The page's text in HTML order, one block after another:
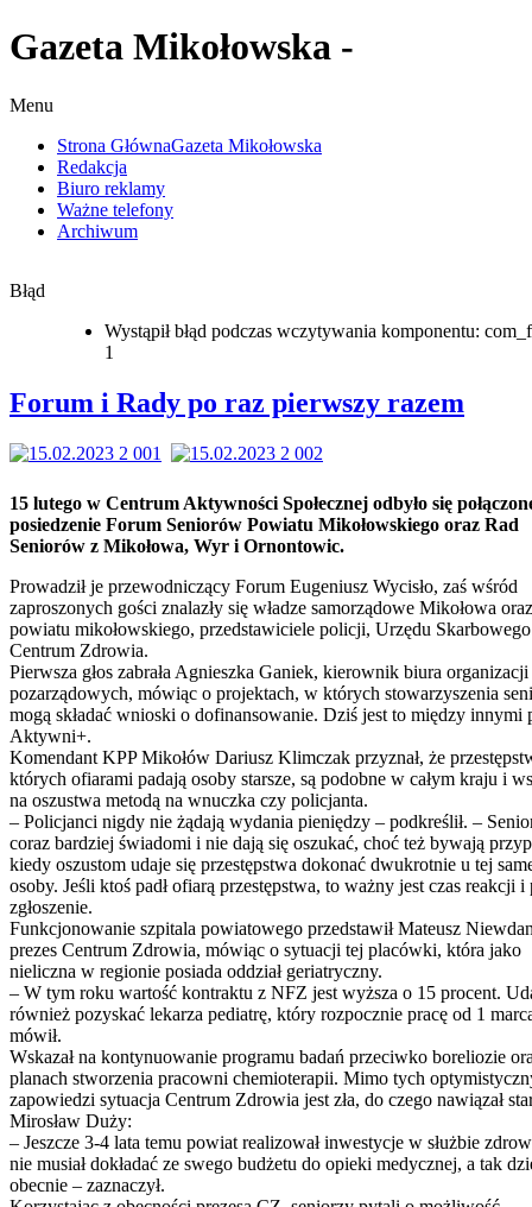
Gazeta Mikołowska -
Menu
Strona GłównaGazeta Mikołowska
Redakcja
Biuro reklamy
Ważne telefony
Archiwum
Błąd
Wystąpił błąd podczas wczytywania komponentu:
1
Forum i Rady po raz pierwszy razem
15 lutego w Centrum Aktywności Społecznej odbyło się
posiedzenie Forum Seniorów Powiatu Mikołowskiego oraz Rad
Seniorów z Mikołowa, Wyr i Ornontowic.
Prowadził je przewodniczący Forum Eugeniusz Wycisło, zaś wśród
zaproszonych gości znalazły się władze samorządowe Mikołowa oraz
powiatu mikołowskiego, przedstawiciele policji, Urzędu
Centrum Zdrowia.
Pierwsza głos zabrała Agnieszka Ganiek, kierownik biura organizacji
pozarządowych, mówiąc o projektach, w których stowarzyszenia
mogą składać wnioski o dofinansowanie. Dziś jest to między innymi
Aktywni+.
Komendant KPP Mikołów Dariusz Klimczak przyznał, że
których ofiarami padają osoby starsze, są podobne w całym kraju i
na oszustwa metodą na wnuczka czy policjanta.
– Policjanci nigdy nie żądają wydania pieniędzy – podkreślił. –
coraz bardziej świadomi i nie dają się oszukać, choć też bywają
kiedy oszustom udaje się przestępstwa dokonać dwukrotnie u tej
osoby. Jeśli ktoś padł ofiarą przestępstwa, to ważny jest czas reakcji i
zgłoszenie.
Funkcjonowanie szpitala powiatowego przedstawił Mateusz
prezes Centrum Zdrowia, mówiąc o sytuacji tej placówki, która jako
nieliczna w regionie posiada oddział geriatryczny.
– W tym roku wartość kontraktu z NFZ jest wyższa o 15 procent.
również pozyskać lekarza pediatrę, który rozpocznie pracę od 1
mówił.
Wskazał na kontynuowanie programu badań przeciwko boreliozie
planach stworzenia pracowni chemioterapii. Mimo tych
zapowiedzi sytuacja Centrum Zdrowia jest zła, do czego nawiązał
Mirosław Duży:
– Jeszcze 3-4 lata temu powiat realizował inwestycje w służbie
nie musiał dokładać ze swego budżetu do opieki medycznej, a tak
obecnie – zaznaczył.